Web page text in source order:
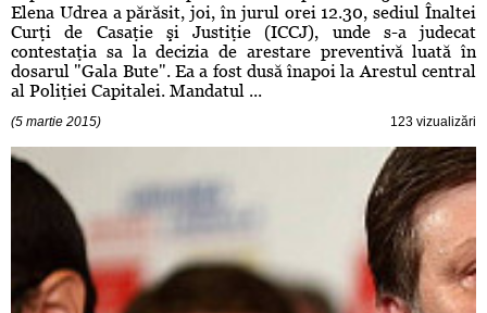
Elena Udrea a părăsit, joi, în jurul orei 12.30, sediul Înaltei
Curţi de Casaţie şi Justiţie (ICCJ), unde s-a judecat
contestaţia sa la decizia de arestare preventivă luată în
dosarul "Gala Bute". Ea a fost dusă înapoi la Arestul central
al Poliţiei Capitalei. Mandatul ...
(5 martie 2015) 123 vizualizări